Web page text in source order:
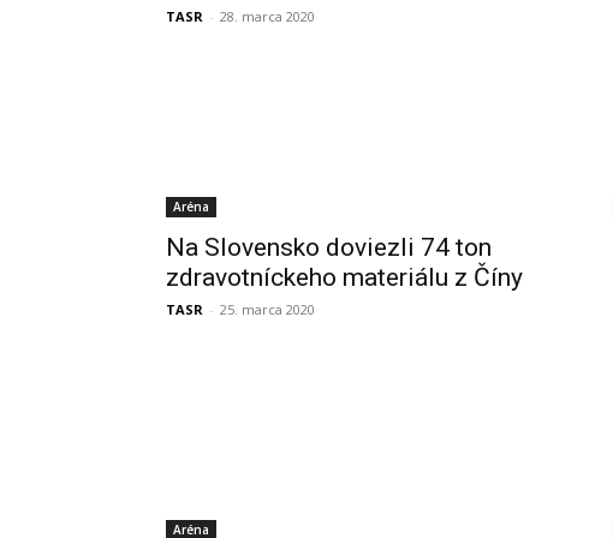
TASR - 28. marca 2020
Aréna
Na Slovensko doviezli 74 ton
zdravotníckeho materiálu z Číny
TASR - 25. marca 2020
Aréna